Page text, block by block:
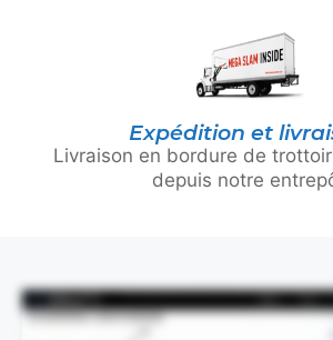
Expédition et
Livraison en bordure de
depuis notre
Cette vidéo présente le processus de conception de manière visuelle et ne